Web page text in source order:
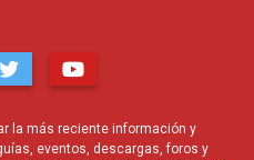
la más reciente información y
eventos, descargas, foros y